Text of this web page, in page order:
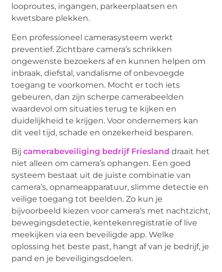
looproutes, ingangen, parkeerplaatsen en
kwetsbare plekken.
Een professioneel camerasysteem werkt
preventief. Zichtbare camera’s schrikken
ongewenste bezoekers af en kunnen helpen om
inbraak, diefstal, vandalisme of onbevoegde
toegang te voorkomen. Mocht er toch iets
gebeuren, dan zijn scherpe camerabeelden
waardevol om situaties terug te kijken en
duidelijkheid te krijgen. Voor ondernemers kan
dit veel tijd, schade en onzekerheid besparen.
Bijcamerabeveiliging bedrijf Friesland draait het
niet alleen om camera’s ophangen. Een goed
systeem bestaat uit de juiste combinatie van
camera’s, opnameapparatuur, slimme detectie en
veilige toegang tot beelden. Zo kun je
bijvoorbeeld kiezen voor camera’s met nachtzicht,
bewegingsdetectie, kentekenregistratie of live
meekijken via een beveiligde app. Welke
oplossing het beste past, hangt af van je bedrijf, je
pand en je beveiligingsdoelen.